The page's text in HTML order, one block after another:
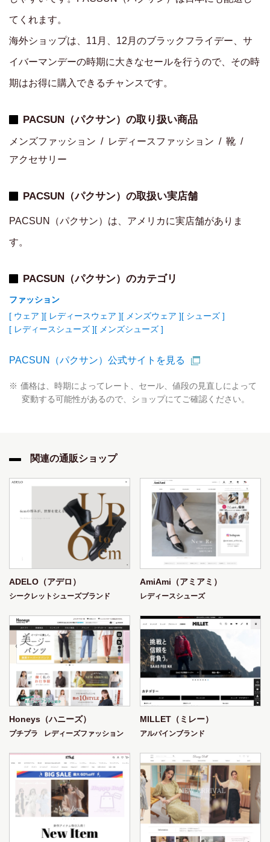
てくれます。
海外ショップは、11月、12月のブラックフライデー、サ
イバーマンデーの時期に大きなセールを行うので、その時
期はお得に購入できるチャンスです。
PACSUN（パクサン）の取り扱い商品
メンズファッション レディースファッション
靴
アクセサリー
PACSUN（パクサン）の取扱い実店舗
PACSUN（パクサン）は、アメリカに実店舗がありま
す。
PACSUN（パクサン）のカテゴリ
ファッション
[ ウェア ][ レディースウェア ][ メンズウェア ][ シューズ ]
[ レディースシューズ ][ メンズシューズ ]
PACSUN（パクサン）公式サイトを見る
価格は、時期によってレート、セール、値段の見直しによって
変動する可能性があるので、ショップにてご確認ください。
関連の通販ショップ
ADELO（アデロ）
シークレットシューズブランド
AmiAmi（アミアミ）
レディースシューズ
Honeys（ハニーズ）
プチプラ レディーズファッション
MILLET（ミレー）
アルパインブランド